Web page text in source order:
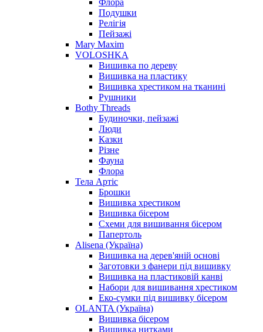
Подушки
Релігія
Пейзажі
Mary Maxim
VOLOSHKA
Вишивка по дереву
Вишивка на пластику
Вишивка хрестиком на тканині
Рушники
Bothy Threads
Будиночки, пейзажі
Люди
Казки
Різне
Фауна
Флора
Тела Артіс
Брошки
Вишивка хрестиком
Вишивка бісером
Схеми для вишивання бісером
Папертоль
Alisena (Україна)
Вишивка на дерев'яній основі
Заготовки з фанери під вишивку
Вишивка на пластиковій канві
Набори для вишивання хрестиком
Еко-сумки під вишивку бісером
OLANTA (Україна)
Вишивка бісером
Вишивка нитками